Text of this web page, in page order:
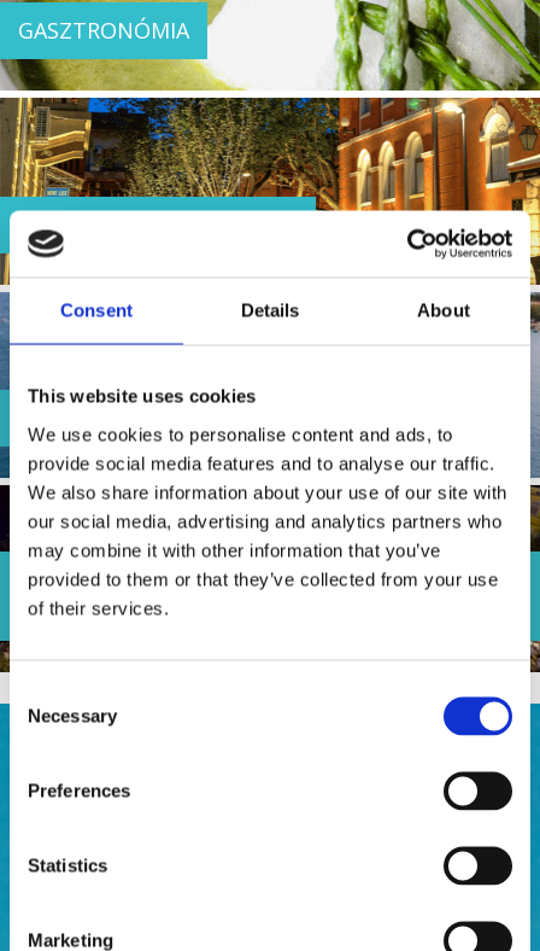
Consent Details About
This website uses cookies
We use cookies to personalise content and ads, to
provide social media features and to analyse our traffic.
We also share information about your use of our site with
our social media, advertising and analytics partners who
may combine it with other information that you’ve
provided to them or that they’ve collected from your use
of their services.
Selection
Necessary
Preferences
Statistics
Marketing
GASZTRONÓMIA
TÖRTÉNELEM ÉS KULTÚRA
Crikvenica város napja - Toni Cetinski, Funky
Town and Ivana Kindl